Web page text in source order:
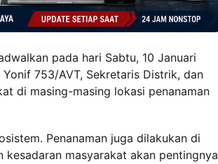
pada hari Sabtu, 10 Januari
753/AVT, Sekretaris Distrik, dan
di masing-masing lokasi penanaman
Penanaman juga dilakukan di
masyarakat akan pentingnya